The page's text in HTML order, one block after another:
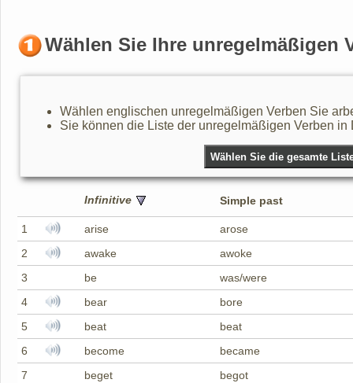
Wählen Sie Ihre unregelmäßigen
Wählen englischen unregelmäßigen Verben Sie
Sie können die Liste der unregelmäßigen Verben
Infinitive Simple past
1 arise
arose
2
awake
awoke
3
be
was/were
4
bear
bore
5
beat
beat
6
become
became
7
beget
begot